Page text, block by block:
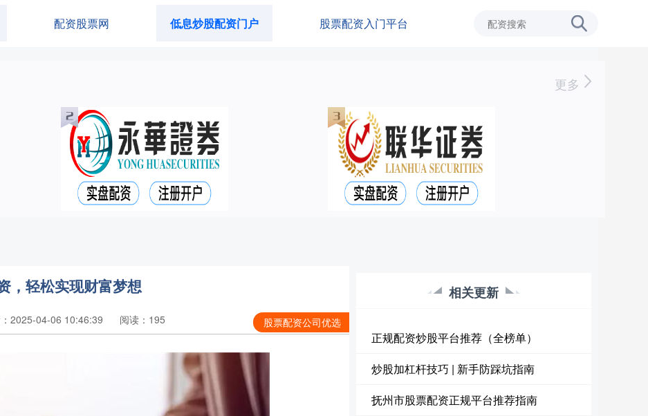
配资股票网 低息炒股配资门户 股票配资入门平台
更多
，轻松实现财富梦想
股票配资公司优选
2025-04-06 10:46:39 阅读：195
相关更新
正规配资炒股平台推荐（全榜单）
炒股加杠杆技巧 | 新手防踩坑指南
抚州市股票配资正规平台推荐指南